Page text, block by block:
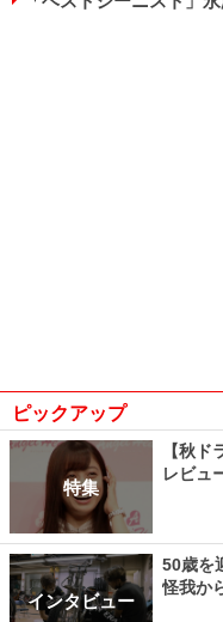
ピックアップ
特集
【秋
レビュ
インタビュー
50歳を
怪我か